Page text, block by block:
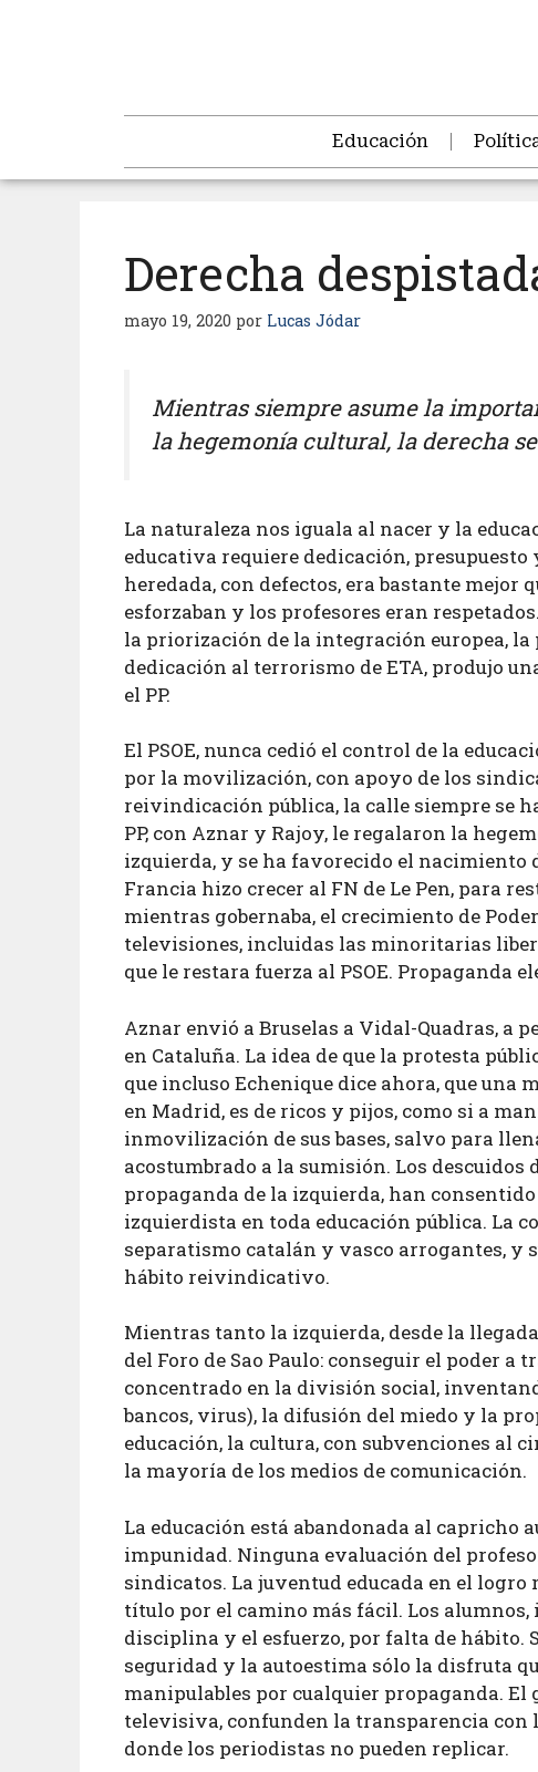
Educación
Derecha
mayo 19, 2020 por Lucas Jódar
Mientras siempre asume la
la hegemonía cultural, la derecha
La naturaleza nos iguala al nacer y la
educativa requiere dedicación, presupuesto
heredada, con defectos, era bastante mejor
esforzaban y los profesores eran
la priorización de la integración europea,
dedicación al terrorismo de ETA, produjo
el PP.
El PSOE, nunca cedió el control de la
por la movilización, con apoyo de los
reivindicación pública, la calle siempre se
PP, con Aznar y Rajoy, le regalaron la
izquierda, y se ha favorecido el nacimiento
Francia hizo crecer al FN de Le Pen, para
mientras gobernaba, el crecimiento de
televisiones, incluidas las minoritarias
que le restara fuerza al PSOE. Propaganda
Aznar envió a Bruselas a Vidal-Quadras, a
en Cataluña. La idea de que la protesta
que incluso Echenique dice ahora, que
en Madrid, es de ricos y pijos, como si a
inmovilización de sus bases, salvo para
acostumbrado a la sumisión. Los descuidos
propaganda de la izquierda, han
izquierdista en toda educación pública. La
separatismo catalán y vasco arrogantes, y
hábito reivindicativo.
Mientras tanto la izquierda, desde la
del Foro de Sao Paulo: conseguir el poder a
concentrado en la división social,
bancos, virus), la difusión del miedo y la
educación, la cultura, con subvenciones al
la mayoría de los medios de comunicación.
La educación está abandonada al capricho
impunidad. Ninguna evaluación del
sindicatos. La juventud educada en el
título por el camino más fácil. Los
disciplina y el esfuerzo, por falta de hábito.
seguridad y la autoestima sólo la disfruta
manipulables por cualquier propaganda.
televisiva, confunden la transparencia
donde los periodistas no pueden replicar.